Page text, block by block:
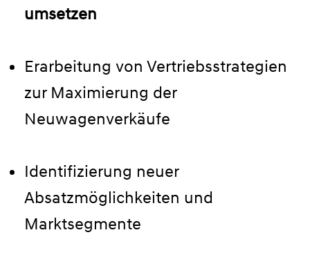
umsetzen
Erarbeitung von Vertriebsstrategien
zur Maximierung der
Neuwagenverkäufe
Identifizierung neuer
Absatzmöglichkeiten und
Marktsegmente